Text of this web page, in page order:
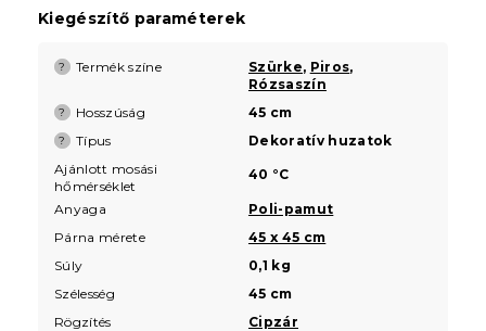
Kiegészítő paraméterek
? Termék színe Szürke, Piros,
Rózsaszín
? Hosszúság 45 cm
? Típus
Dekoratív huzatok
Ajánlott mosási
hőmérséklet
40 °C
Anyaga
Poli-pamut
Párna mérete
45 x 45 cm
Súly
0,1 kg
Szélesség
45 cm
Rögzítés
Cipzár